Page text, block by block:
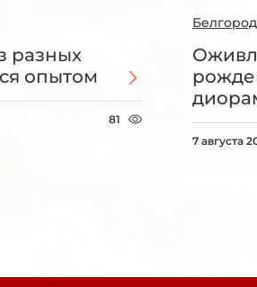
разных
опытом
81
7 августа